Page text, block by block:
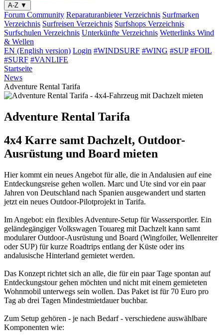
A-Z ▼
Forum Community ReparaturanbieterVerzeichnis Surfmarken
Verzeichnis Surfreisen Verzeichnis Surfshops Verzeichnis
Surfschulen Verzeichnis Unterkünfte Verzeichnis Wetterlinks Wind
& Wellen
EN (English version) Login #WINDSURF #WING #SUP #FOIL
#SURF #VANLIFE
Startseite
News
Adventure Rental Tarifa
Adventure Rental Tarifa
4x4 Karre samt Dachzelt, Outdoor-
Ausrüstung und Board mieten
Hier kommt ein neues Angebot für alle, die in Andalusien auf eine
Entdeckungsreise gehen wollen. Marc und Ute sind vor ein paar
Jahren von Deutschland nach Spanien ausgewandert und starten
jetzt ein neues Outdoor-Pilotprojekt in Tarifa.
Im Angebot: ein flexibles Adventure-Setup für Wassersportler. Ein
geländegängiger Volkswagen Touareg mit Dachzelt kann samt
modularer Outdoor-Ausrüstung und Board (Wingfoiler, Wellenreiter
oder SUP) für kurze Roadtrips entlang der Küste oder ins
andalusische Hinterland gemietet werden.
Das Konzept richtet sich an alle, die für ein paar Tage spontan auf
Entdeckungstour gehen möchten und nicht mit einem gemieteten
Wohnmobil unterwegs sein wollen. Das Paket ist für 70 Euro pro
Tag ab drei Tagen Mindestmietdauer buchbar.
Zum Setup gehören - je nach Bedarf - verschiedene auswählbare
Komponenten wie: